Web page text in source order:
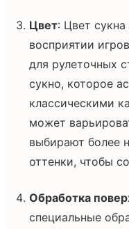
Цвет: Цвет
восприятии
для рулеточных
сукно, которое
классическими
может
выбирают более
оттенки, чтобы
Обработка
специальные